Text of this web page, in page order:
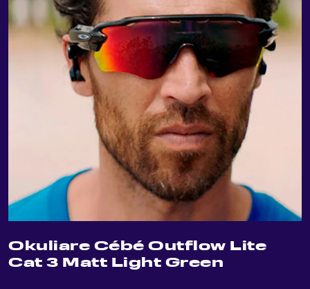
Okuliare Cébé Outflow Lite
Cat 3 Matt Light Green